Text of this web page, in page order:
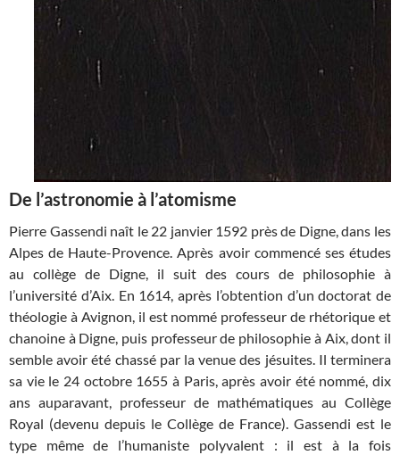
De l’astronomie à l’atomisme
Pierre Gassendi naît le 22 janvier 1592 près de Digne, dans les
Alpes de Haute-Provence. Après avoir commencé ses études
au collège de Digne, il suit des cours de philosophie à
l’université d’Aix. En 1614, après l’obtention d’un doctorat de
théologie à Avignon, il est nommé professeur de rhétorique et
chanoine à Digne, puis professeur de philosophie à Aix, dont il
semble avoir été chassé par la venue des jésuites. Il terminera
sa vie le 24 octobre 1655 à Paris, après avoir été nommé, dix
ans auparavant, professeur de mathématiques au Collège
Royal (devenu depuis le Collège de France). Gassendi est le
type même de l’humaniste polyvalent : il est à la fois